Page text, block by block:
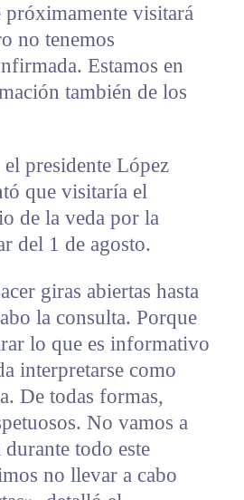
próximamente visitará
no tenemos
Estamos en
también de los
presidente López
que visitaría el
de la veda por la
del 1 de agosto.
giras abiertas hasta
la consulta. Porque
lo que es informativo
interpretarse como
De todas formas,
No vamos a
todo este
no llevar a cabo